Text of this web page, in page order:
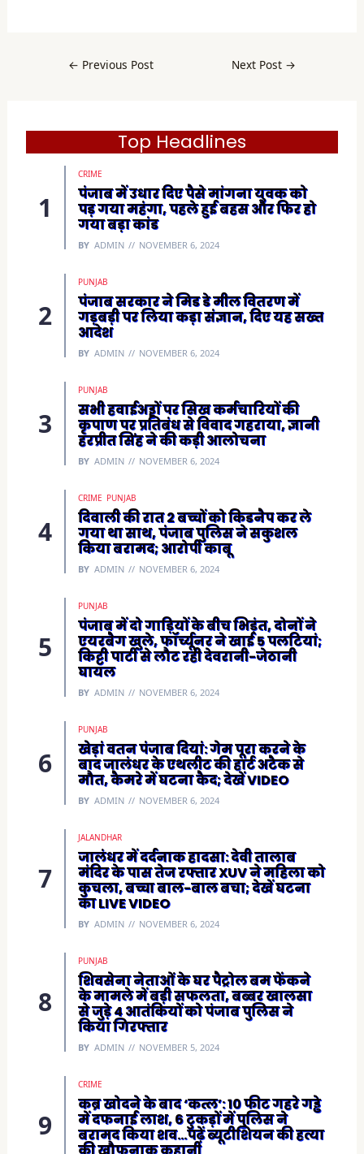
e
s
e
w
← Previous Post Next Post →
Top Headlines
CRIME
पंजाब में उधार दिए पैसे मांगना युवक को
पड़ गया महंगा, पहले हुई बहस और फिर हो
गया बड़ा कांड
BY ADMIN NOVEMBER 6, 2024
PUNJAB
पंजाब सरकार ने मिड डे मील वितरण में
गड़बड़ी पर लिया कड़ा संज्ञान, दिए यह सख्त
आदेश
BY ADMIN NOVEMBER 6, 2024
PUNJAB
सभी हवाईअड्डों पर सिख कर्मचारियों की
कृपाण पर प्रतिबंध से विवाद गहराया, ज्ञानी
हरप्रीत सिंह ने की कड़ी आलोचना
BY ADMIN NOVEMBER 6, 2024
CRIME PUNJAB
दिवाली की रात 2 बच्चों को किडनैप कर ले
गया था साथ, पंजाब पुलिस ने सकुशल
किया बरामद; आरोपी काबू
BY ADMIN NOVEMBER 6, 2024
PUNJAB
पंजाब में दो गाड़ियों के बीच भिड़ंत, दोनों ने
एयरबैग खुले, फॉर्च्यूनर ने खाई 5 पलटियां;
किट्टी पार्टी से लौट रही देवरानी-जेठानी
घायल
BY ADMIN NOVEMBER 6, 2024
PUNJAB
खेड़ां वतन पंजाब दियां: गेम पूरा करने के
बाद जालंधर के एथलीट की हार्ट अटैक से
मौत, कैमरे में घटना कैद; देखें VIDEO
BY ADMIN NOVEMBER 6, 2024
JALANDHAR
जालंधर में दर्दनाक हादसा: देवी तालाब
मंदिर के पास तेज रफ्तार XUV ने महिला को
कुचला, बच्चा बाल-बाल बचा; देखें घटना
का LIVE VIDEO
BY ADMIN NOVEMBER 6, 2024
PUNJAB
शिवसेना नेताओं के घर पैट्रोल बम फेंकने
के मामले में बड़ी सफलता, बब्बर खालसा
से जुड़े 4 आतंकियों को पंजाब पुलिस ने
किया गिरफ्तार
BY ADMIN NOVEMBER 5, 2024
CRIME
कब्र खोदने के बाद ‘कत्ल’: 10 फीट गहरे गड्ढे
में दफनाई लाश, 6 टुकड़ों में पुलिस ने
बरामद किया शव…पढ़ें ब्यूटीशियन की हत्या